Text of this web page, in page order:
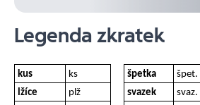
Legenda zkratek
kus ks špetka
špet.
lžíce
plž svazek
svaz.